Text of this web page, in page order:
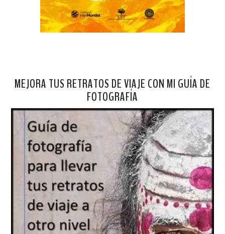
MEJORA TUS RETRATOS DE VIAJE CON MI GUÍA DE
FOTOGRAFÍA